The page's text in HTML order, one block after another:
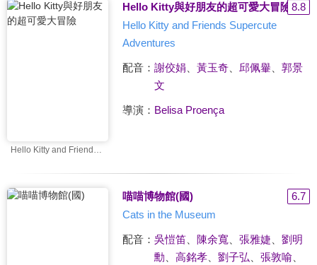
Hello Kitty與好朋友的超可愛大冒險 8.8
Hello Kitty and Friends Supercute
Adventures
配音： 謝佼娟 黃玉奇、 邱佩轝、 郭景
文
導演： Belisa Proença
喵喵博物館(國)
6.7
Cats in the Museum
配音： 吳愷笛、 陳余寬 張雅婕
劉明
勳
高銘孝、 劉子弘 張敦喻、